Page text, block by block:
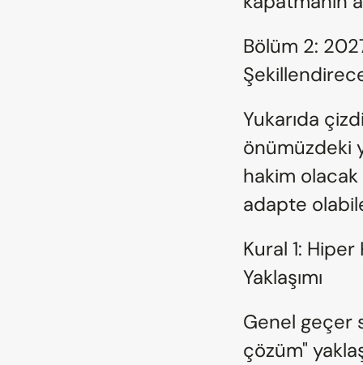
Bölüm 2:
Yukarıda
önümüzdeki
hakim
adapte
Kural 1:
Yaklaşımı
Genel geçer
çözüm"